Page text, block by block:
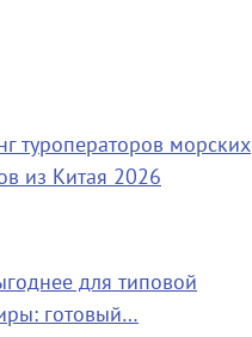
туроператоров морских
из Китая 2026
для типовой
готовый…